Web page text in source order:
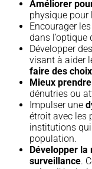
Améliorer
physique pour
Encourager
dans l’optique
Développer
visant à aider
faire des
Mieux
dénutries ou
Impulser une
étroit avec les
institutions
population.
Développer la
surveillance.